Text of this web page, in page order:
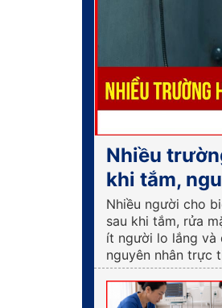
Nhiều
khi tắm,
Nhiều người cho
sau khi tắm, rửa
ít người lo lắng và
nguyên nhân trực